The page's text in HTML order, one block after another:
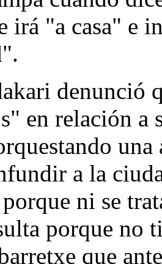
irá "a casa" e
denunció
en relación a
a la
ni se
porque
que